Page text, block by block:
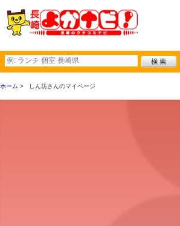
ホーム しん坊さんのマイページ